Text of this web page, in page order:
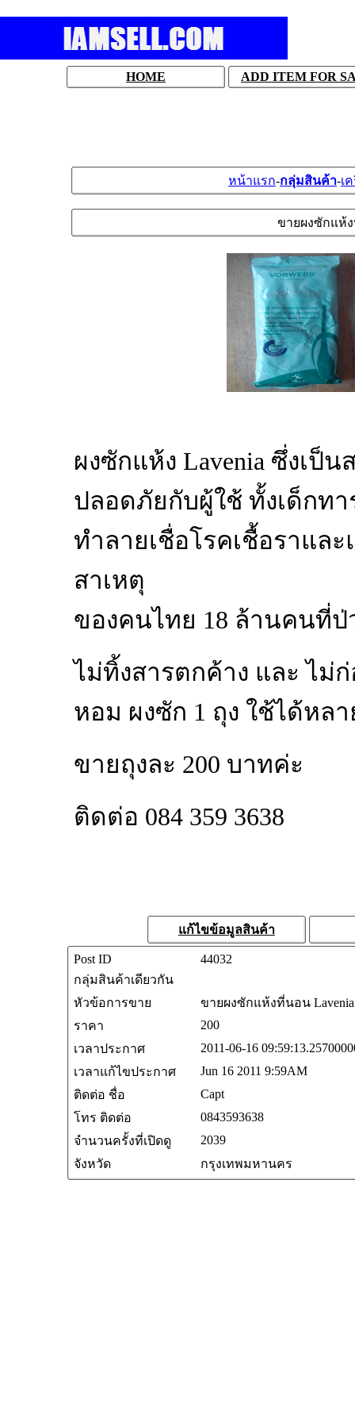
HOME ADD ITEM FOR
หน้าแรก-กลุ่มสินค้า-เ
ขายผงซักแห้ง
ผงซักแห้ง Lavenia ซึ่งเป็
ปลอดภัยกับผู้ใช้ ทั้งเด็กท
ทำลายเชื่อโรคเชื้อราแล
สาเหตุ
ของคนไทย 18 ล้านคนที่
ไม่ทิ้งสารตกค้าง และ ไม่
หอม ผงซัก 1 ถุง ใช้ได้หลา
ขายถุงละ 200 บาทค่ะ
ติดต่อ 084 359 3638
แก้ไขข้อมูลสินค้า
Post ID
44032
กลุ่มสินค้าเดียวกัน
หัวข้อการขาย
ขายผงซักแห้งที่นอน
ราคา
200
เวลาประกาศ
2011-06-16
เวลาแก้ไขประกาศ
Jun 16 2011 9:59AM
ติดต่อ ชื่อ
Capt
โทร ติดต่อ
0843593638
จำนวนครั้งที่เปิดดู
2039
จังหวัด
กรุงเทพมหานคร